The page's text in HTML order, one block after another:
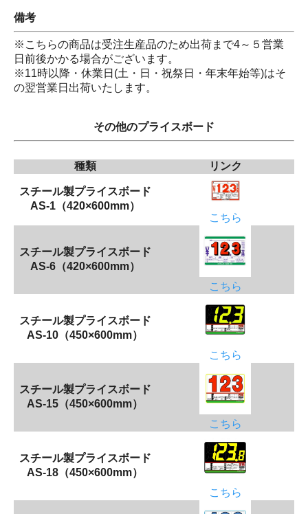
備考
※こちらの商品は受注生産品のため出荷まで4～５営業
日前後かかる場合がございます。
※11時以降・休業日(土・日・祝祭日・年末年始等)はそ
の翌営業日出荷いたします。
その他のプライスボード
種類 リンク
スチール製プライスボード
AS-1（420×600mm）
こちら
スチール製プライスボード
AS-6（420×600mm）
こちら
スチール製プライスボード
AS-10（450×600mm）
こちら
スチール製プライスボード
AS-15（450×600mm）
こちら
スチール製プライスボード
AS-18（450×600mm）
こちら